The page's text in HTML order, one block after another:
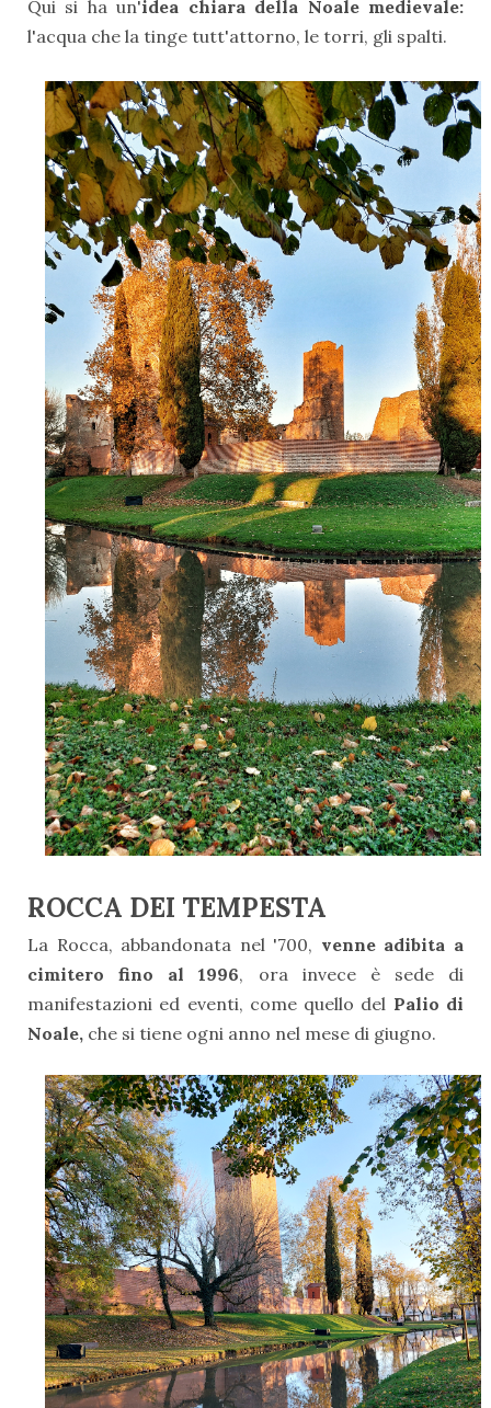
Qui si ha un'idea chiara della Noale medievale:
l'acqua che la tinge tutt'attorno, le torri, gli spalti.
ROCCA DEI TEMPESTA
La Rocca, abbandonata nel '700, venne adibita a
cimitero fino al 1996, ora invece è sede di
manifestazioni ed eventi, come quello del Palio di
Noale, che si tiene ogni anno nel mese di giugno.